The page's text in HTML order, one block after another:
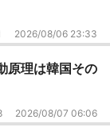
2026/08/06 23:33
原理は韓国その
2026/08/07 06:06